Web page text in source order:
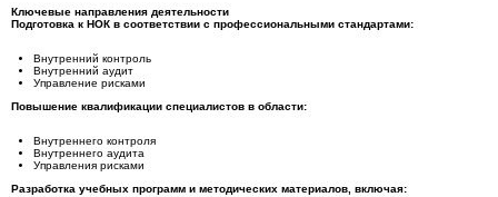
Ключевые направления деятельности
Подготовка к НОК в соответствии с профессиональными стандартами:
Внутренний контроль
Внутренний аудит
Управление рисками
Повышение квалификации специалистов в области:
Внутреннего контроля
Внутреннего аудита
Управления рисками
Разработка учебных программ и методических материалов, включая: